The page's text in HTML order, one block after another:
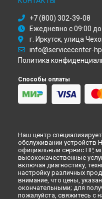
Ремонт сервера HPE
Иркутске
Ремонт сервера HPE
Ремонт сервера HPE
Ремонт сервера HPE
Красноярске
Ремонт сервера HPE
Ульяновске
Ремонт сервера HPE
+7 (800) 302-39-08
Ежедневно с 09:00
г. Иркутск, улица
info@servicecenter-
Политика
Способы оплаты
Наш центр
обслуживании устройств
официальный сервис HP,
высококачественные
включая диагностику,
настройку различных
внимание, что цены,
окончательными; для
пожалуйста, свяжитесь с